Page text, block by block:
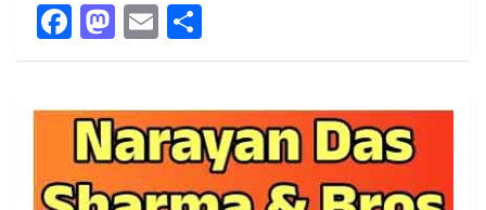
F
a
b
o
o
M
a
o
d
o
E
m h
e